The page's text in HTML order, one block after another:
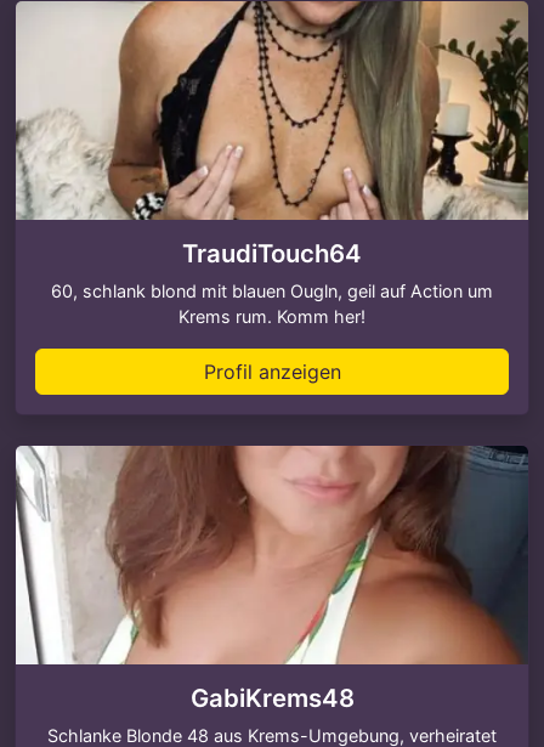
TraudiTouch64
60, schlank blond mit blauen Ougln, geil auf Action um
Krems rum. Komm her!
Profil anzeigen
GabiKrems48
Schlanke Blonde 48 aus Krems-Umgebung, verheiratet